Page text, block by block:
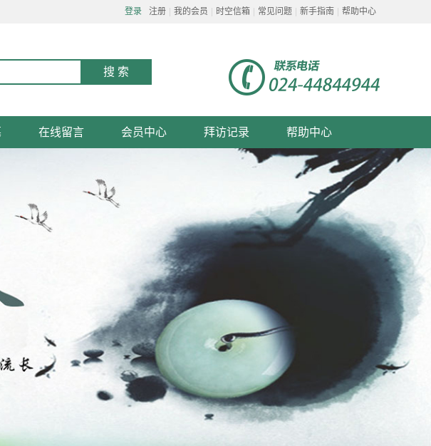
登录 注册 我的会员 时空信箱 常见问题 新手指南 帮助中心
在线留言 会员中心 拜访记录 帮助中心